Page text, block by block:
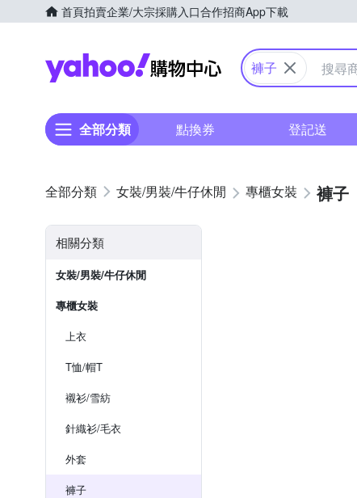
首頁拍賣企業/大宗採購入口合作招商App下載
Yahoo購物中心
褲子
全部分類 點換券 登記送
女裝/男裝/牛仔休閒 專櫃女裝 褲子
相關分類
女裝/男裝/牛仔休閒
專櫃女裝
上衣
T恤/帽T
襯衫/雪紡
針織衫/毛衣
外套
褲子